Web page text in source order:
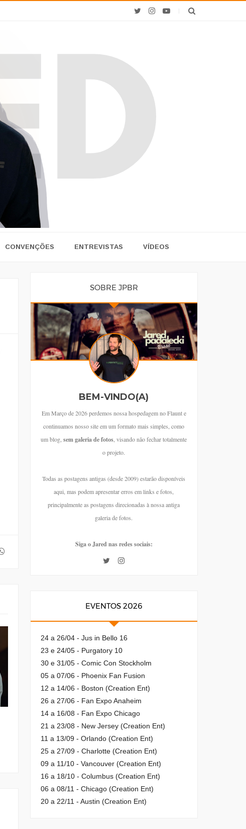
CONVENÇÕES ENTREVISTAS VÍDEOS
SOBRE JPBR
BEM-VINDO(A)
Em Março de 2026 perdemos nossa hospedagem no Flaunt e
continuamos nosso site em um formato mais simples, como
um blog,sem galeria de fotos, visando não fechar totalmente
o projeto.
Todas as postagens antigas (desde 2009) estarão disponíveis
aqui, mas podem apresentar erros em links e fotos,
principalmente as postagens direcionadas à nossa antiga
galeria de fotos.
Siga o Jared nas redes sociais:
EVENTOS 2026
24 a 26/04 - Jus in Bello 16
23 e 24/05 - Purgatory 10
30 e 31/05 - Comic Con Stockholm
05 a 07/06 - Phoenix Fan Fusion
12 a 14/06 - Boston (Creation Ent)
26 a 27/06 - Fan Expo Anaheim
14 a 16/08 - Fan Expo Chicago
21 a 23/08 - New Jersey (Creation Ent)
11 a 13/09 - Orlando (Creation Ent)
25 a 27/09 - Charlotte (Creation Ent)
09 a 11/10 - Vancouver (Creation Ent)
16 a 18/10 - Columbus (Creation Ent)
06 a 08/11 - Chicago (Creation Ent)
20 a 22/11 - Austin (Creation Ent)